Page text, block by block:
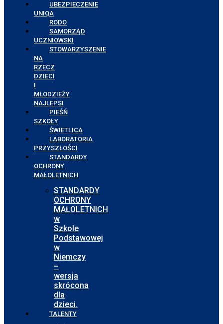
UBEZPIECZENIE
UNIQA
RODO
SAMORZĄD
UCZNIOWSKI
STOWARZYSZENIE
NA
RZECZ
DZIECI
I
MŁODZIEŻY
NAJLEPSI
PIEŚŃ
SZKOŁY
ŚWIETLICA
LABORATORIA
PRZYSZŁOŚCI
STANDARDY
OCHRONY
MAŁOLETNICH
STANDARDY
OCHRONY
MAŁOLETNICH
w
Szkole
Podstawowej
w
Niemczy
–
wersja
skrócona
dla
dzieci.
TALENTY